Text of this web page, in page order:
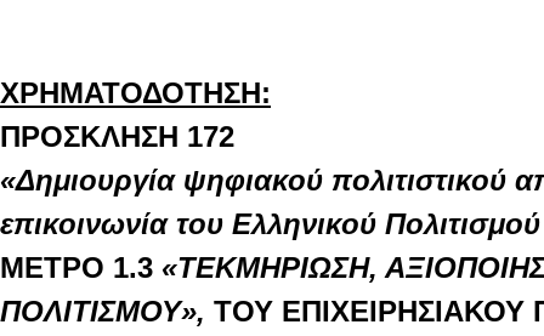
ΧΡΗΜΑΤΟΔΟΤΗΣΗ:
ΠΡΟΣΚΛΗΣΗ 172
«Δημιουργία ψηφιακού πολιτιστικού
επικοινωνία του Ελληνικού
ΜΕΤΡΟ 1.3 «ΤΕΚΜΗΡΙΩΣΗ,
ΠΟΛΙΤΙΣΜΟΥ», ΤΟΥ